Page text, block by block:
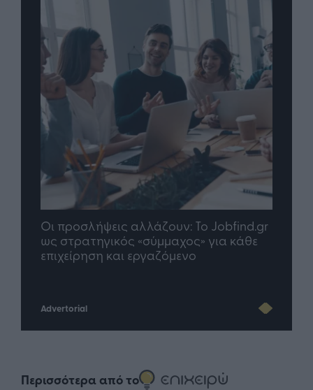
προσλήψεις αλλάζουν: To Jobfind.gr
στρατηγικός «σύμμαχος» για κάθε
και εργαζόμενο
TP Greece:
μέλλον του
Advertorial
Περισσότερα από το